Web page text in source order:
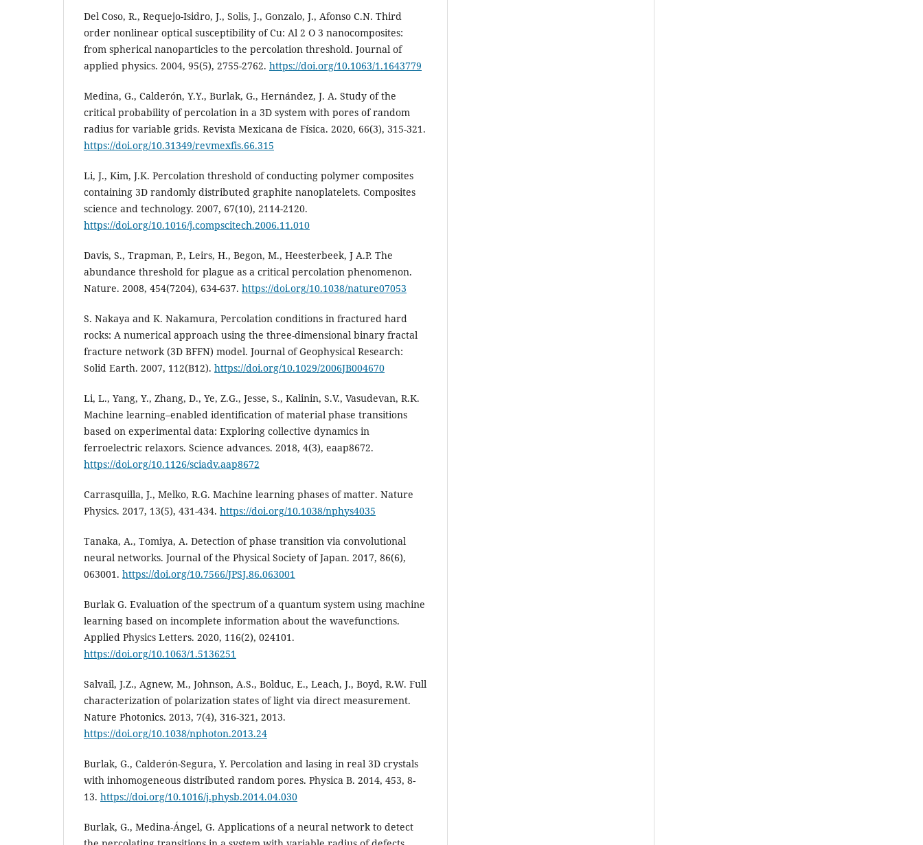
Del Coso, R., Requejo-Isidro, J., Solis, J., Gonzalo, J., Afonso C.N. Third
order nonlinear optical susceptibility of Cu: Al 2 O 3 nanocomposites:
from spherical nanoparticles to the percolation threshold. Journal of
applied physics. 2004, 95(5), 2755-2762. https://doi.org/10.1063/1.1643779
Medina, G., Calderón, Y.Y., Burlak, G., Hernández, J. A. Study of the
critical probability of percolation in a 3D system with pores of random
radius for variable grids. Revista Mexicana de Física. 2020, 66(3), 315-321.
https://doi.org/10.31349/revmexfis.66.315
Li, J., Kim, J.K. Percolation threshold of conducting polymer composites
containing 3D randomly distributed graphite nanoplatelets. Composites
science and technology. 2007, 67(10), 2114-2120.
https://doi.org/10.1016/j.compscitech.2006.11.010
Davis, S., Trapman, P., Leirs, H., Begon, M., Heesterbeek, J A.P. The
abundance threshold for plague as a critical percolation phenomenon.
Nature. 2008, 454(7204), 634-637. https://doi.org/10.1038/nature07053
S. Nakaya and K. Nakamura, Percolation conditions in fractured hard
rocks: A numerical approach using the three-dimensional binary fractal
fracture network (3D BFFN) model. Journal of Geophysical Research:
Solid Earth. 2007, 112(B12). https://doi.org/10.1029/2006JB004670
Li, L., Yang, Y., Zhang, D., Ye, Z.G., Jesse, S., Kalinin, S.V., Vasudevan, R.K.
Machine learning–enabled identification of material phase transitions
based on experimental data: Exploring collective dynamics in
ferroelectric relaxors. Science advances. 2018, 4(3), eaap8672.
https://doi.org/10.1126/sciadv.aap8672
Carrasquilla, J., Melko, R.G. Machine learning phases of matter. Nature
Physics. 2017, 13(5), 431-434. https://doi.org/10.1038/nphys4035
Tanaka, A., Tomiya, A. Detection of phase transition via convolutional
neural networks. Journal of the Physical Society of Japan. 2017, 86(6),
063001. https://doi.org/10.7566/JPSJ.86.063001
Burlak G. Evaluation of the spectrum of a quantum system using machine
learning based on incomplete information about the wavefunctions.
Applied Physics Letters. 2020, 116(2), 024101.
https://doi.org/10.1063/1.5136251
Salvail, J.Z., Agnew, M., Johnson, A.S., Bolduc, E., Leach, J., Boyd, R.W. Full
characterization of polarization states of light via direct measurement.
Nature Photonics. 2013, 7(4), 316-321, 2013.
https://doi.org/10.1038/nphoton.2013.24
Burlak, G., Calderón-Segura, Y. Percolation and lasing in real 3D crystals
with inhomogeneous distributed random pores. Physica B. 2014, 453, 8-
13. https://doi.org/10.1016/j.physb.2014.04.030
Burlak, G., Medina-Ángel, G. Applications of a neural network to detect